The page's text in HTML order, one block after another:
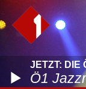
JETZT: DIE
Ö1